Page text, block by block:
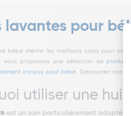
lavantes pour
bébé mérite les meilleurs soins pour sa
vous proposons une sélection de
conçus pour bébé. Découvrez nos
utiliser une
est un soin particulièrement adapté